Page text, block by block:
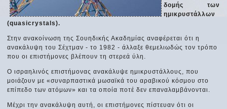
δομής των
ημικρυστάλλων
(quasicrystals).
Στην ανακοίνωση της Σουηδικής Ακαδημίας αναφέρεται ότι η
ανακάλυψη του Σέχτμαν - το 1982 - άλλαξε θεμελιωδώς τον τρόπο
που οι επιστήμονες βλέπουν τη στερεά ύλη.
Ο ισραηλινός επιστήμονας ανακάλυψε ημικρυστάλλους, που
μοιάζουν με «συναρπαστικά μωσαϊκά του αραβικού κόσμου στο
επίπεδο των ατόμων» και τα οποία ποτέ δεν επαναλαμβάνονται.
Μέχρι την ανακάλυψη αυτή, οι επιστήμονες πίστευαν ότι οι